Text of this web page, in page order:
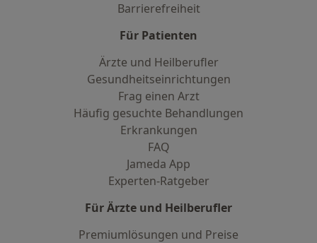
Barrierefreiheit
Für Patienten
Ärzte und Heilberufler
Gesundheitseinrichtungen
Frag einen Arzt
Häufig gesuchte Behandlungen
Erkrankungen
FAQ
Jameda App
Experten-Ratgeber
Für Ärzte und Heilberufler
Premiumlösungen und Preise